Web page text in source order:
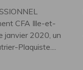
CFA Ille-et-
janvier 2020, un
Plaquiste....